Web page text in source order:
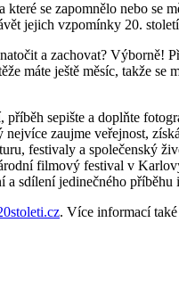
se zapomnělo nebo se
jejich vzpomínky 20.
a zachovat? Výborně!
máte ještě měsíc, takže se
sepište a doplňte
zaujme veřejnost,
festivaly a společenský
filmový festival v
a sdílení jedinečného příběhu
. Více informací také